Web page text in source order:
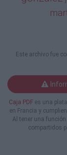
Vet. A
PEREZ
Promesa
Este archivo fue
Caja PDF es una
en Francia y
Al tener una
compartidos